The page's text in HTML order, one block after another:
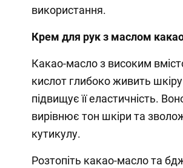
використання.
Крем для рук з маслом
Какао-масло з високим
кислот глибоко живить
підвищує її еластичність.
вирівнює тон шкіри та
кутикулу.
Розтопіть какао-масло та